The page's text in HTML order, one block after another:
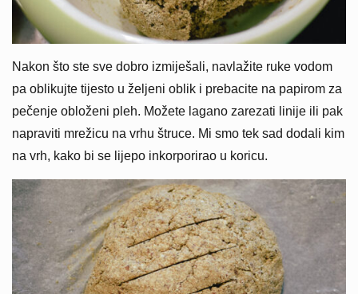
Nakon što ste sve dobro izmiješali, navlažite ruke vodom
pa oblikujte tijesto u željeni oblik i prebacite na papirom za
pečenje obloženi pleh. Možete lagano zarezati linije ili pak
napraviti mrežicu na vrhu štruce. Mi smo tek sad dodali kim
na vrh, kako bi se lijepo inkorporirao u koricu.